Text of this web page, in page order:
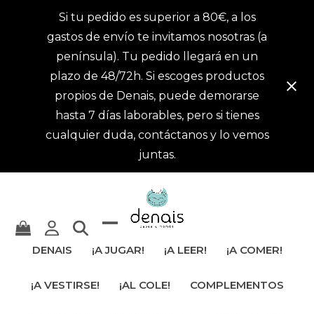
Si tu pedido es superior a 80€, a los
gastos de envío te invitamos nosotras (a
península). Tu pedido llegará en un
plazo de 48/72h. Si escoges productos
propios de Denais, puede demorarse
hasta 7 días laborables, pero si tienes
cualquier duda, contáctanos y lo vemos
juntas.
ocultar
móvil
DENAIS ¡A JUGAR! ¡A LEER! ¡A COMER!
¡A VESTIRSE! ¡AL COLE! COMPLEMENTOS